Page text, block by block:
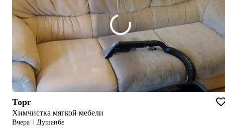
Торг
Химчистка мягкой мебели
Вчера Душанбе